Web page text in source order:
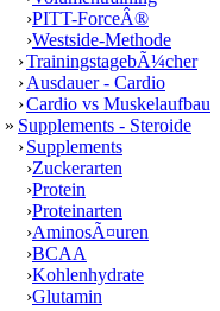
›PITT-ForceÂ®
›Westside-Methode
›TrainingstagebÃ¼cher
›Ausdauer - Cardio
›Cardio vs Muskelaufbau
» Supplements - Steroide
›Supplements
›Zuckerarten
›Protein
›Proteinarten
›AminosÃ¤uren
›BCAA
›Kohlenhydrate
›Glutamin